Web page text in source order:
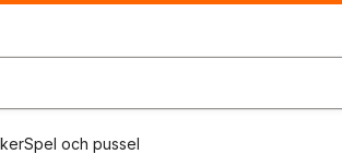
Spel och pussel